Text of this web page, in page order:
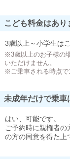
こども料金はあり
3歳以上～小学生は
※3歳以上のお子様の
いただけません。
※ご乗車される時点で
未成年だけで乗車
はい、可能です。
ご予約時に親権者の
の方の同意を得た上